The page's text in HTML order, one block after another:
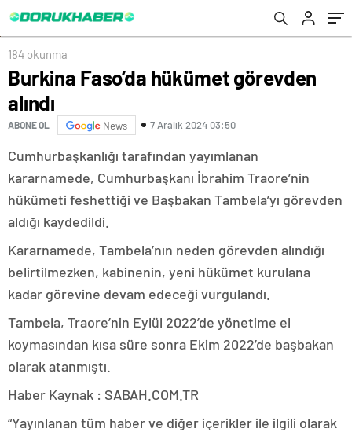
184 okunma
Burkina Faso’da hükümet görevden
alındı
ABONE OL News 7 Aralık 2024 03:50
Cumhurbaşkanlığı tarafından yayımlanan
kararnamede, Cumhurbaşkanı İbrahim Traore’nin
hükümeti feshettiği ve Başbakan Tambela’yı görevden
aldığı kaydedildi.
Kararnamede, Tambela’nın neden görevden alındığı
belirtilmezken, kabinenin, yeni hükümet kurulana
kadar görevine devam edeceği vurgulandı.
Tambela, Traore’nin Eylül 2022’de yönetime el
koymasından kısa süre sonra Ekim 2022’de başbakan
olarak atanmıştı.
Haber Kaynak : SABAH.COM.TR
“Yayınlanan tüm haber ve diğer içerikler ile ilgili olarak